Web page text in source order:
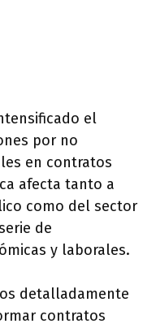
el
por no
en contratos
afecta tanto a
como del sector
de
y laborales.
detalladamente
contratos